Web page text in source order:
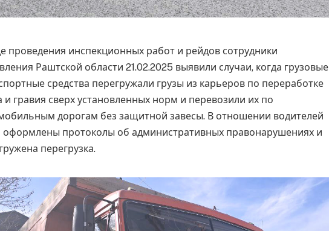
проведения инспекционных работ и рейдов сотрудники
Раштской области 21.02.2025 выявили случаи, когда грузовые
средства перегружали грузы из карьеров по переработке
и гравия сверх установленных норм и перевозили их по
дорогам без защитной завесы. В отношении водителей
оформлены протоколы об административных правонарушениях и
перегрузка.